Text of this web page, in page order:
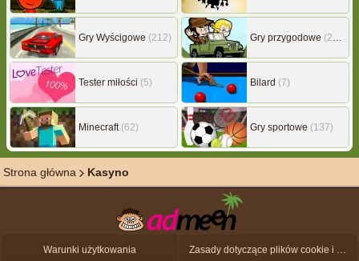
Gry Wyścigowe (212) Gry przygodowe (217)
Tester miłości (5) Bilard (7)
Minecraft (62) Gry sportowe (137)
Strona główna Kasyno
Warunki użytkowania Zasady dotyczące plików cookie i ochrony danych osobowych